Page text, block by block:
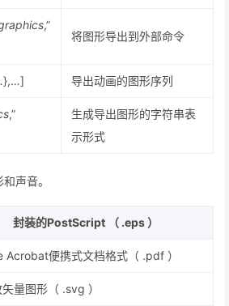
,”
将图形导出到外部命令
导出动画的图形序列
,”
生成导出图形的字符串表
示形式
声音。
封装的PostScript （ .eps ）
Acrobat便携式文档格式（ .pdf ）
量图形（ .svg ）